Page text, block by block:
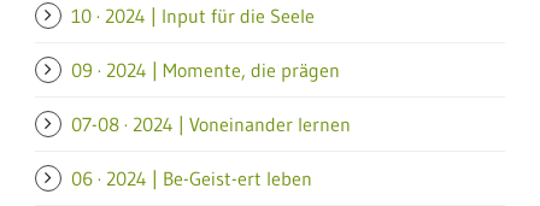
10 · 2024 | Input für die Seele
09 · 2024 | Momente, die prägen
07-08 · 2024 | Voneinander lernen
06 · 2024 | Be-Geist-ert leben